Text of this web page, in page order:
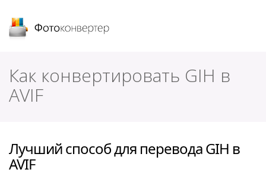
Как конвертировать GIH в
AVIF
Лучший способ для перевода GIH в
AVIF